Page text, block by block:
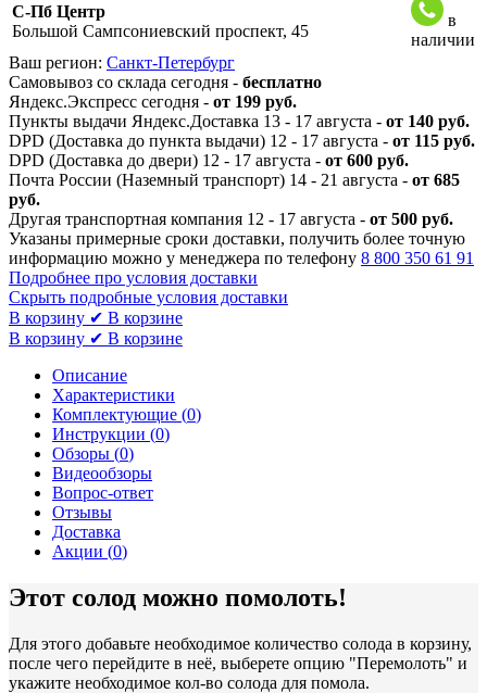
С-Пб Центр
Большой Сампсониевский проспект, 45
в
наличии
Ваш регион: Санкт-Петербург
Самовывоз со склада сегодня - бесплатно
Яндекс.Экспресс сегодня - от 199 руб.
Пункты выдачи Яндекс.Доставка 13 - 17 августа - от 140 руб.
DPD (Доставка до пункта выдачи) 12 - 17 августа - от 115 руб.
DPD (Доставка до двери) 12 - 17 августа - от 600 руб.
Почта России (Наземный транспорт) 14 - 21 августа - от 685
руб.
Другая транспортная компания 12 - 17 августа - от 500 руб.
Указаны примерные сроки доставки, получить более точную
информацию можно у менеджера по телефону 8 800 350 61 91
Подробнее про условия доставки
Скрыть подробные условия доставки
В корзину ✔ В корзине
В корзину ✔ В корзине
Описание
Характеристики
Комплектующие (0)
Инструкции (0)
Обзоры (0)
Видеообзоры
Вопрос-ответ
Отзывы
Доставка
Акции (0)
Этот солод можно помолоть!
Для этого добавьте необходимое количество солода в корзину,
после чего перейдите в неё, выберете опцию "Перемолоть" и
укажите необходимое кол-во солода для помола.